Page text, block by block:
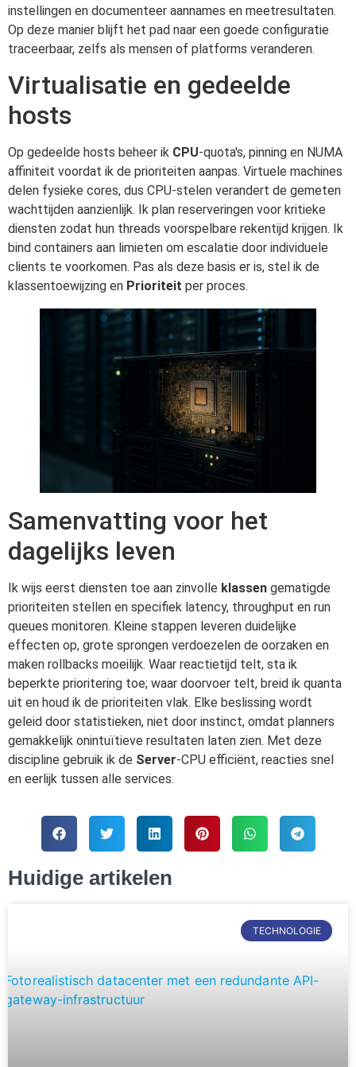
instellingen en documenteer aannames en meetresultaten.
Op deze manier blijft het pad naar een goede configuratie
traceerbaar, zelfs als mensen of platforms veranderen.
Virtualisatie en gedeelde
hosts
Op gedeelde hosts beheer ik CPU-quota's, pinning en NUMA
affiniteit voordat ik de prioriteiten aanpas. Virtuele machines
delen fysieke cores, dus CPU-stelen verandert de gemeten
wachttijden aanzienlijk. Ik plan reserveringen voor kritieke
diensten zodat hun threads voorspelbare rekentijd krijgen. Ik
bind containers aan limieten om escalatie door individuele
clients te voorkomen. Pas als deze basis er is, stel ik de
klassentoewijzing en Prioriteit per proces.
Samenvatting voor het
dagelijks leven
Ik wijs eerst diensten toe aan zinvolle klassen gematigde
prioriteiten stellen en specifiek latency, throughput en run
queues monitoren. Kleine stappen leveren duidelijke
effecten op, grote sprongen verdoezelen de oorzaken en
maken rollbacks moeilijk. Waar reactietijd telt, sta ik
beperkte prioritering toe; waar doorvoer telt, breid ik quanta
uit en houd ik de prioriteiten vlak. Elke beslissing wordt
geleid door statistieken, niet door instinct, omdat planners
gemakkelijk onintuïtieve resultaten laten zien. Met deze
discipline gebruik ik de Server-CPU efficiënt, reacties snel
en eerlijk tussen alle services.
Huidige artikelen
TECHNOLOGIE